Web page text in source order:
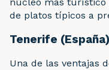
núcleo más turístico
de platos típicos a
Tenerife (España)
Una de las ventajas